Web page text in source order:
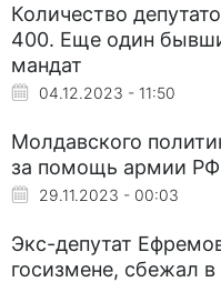
Количество
400. Еще один
мандат
04.12.2023 - 11:50
Молдавского
за помощь армии РФ
29.11.2023 - 00:03
Экс-депутат
госизмене, сбежал